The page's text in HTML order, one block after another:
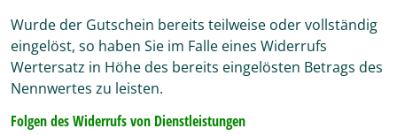
Wurde der Gutschein bereits teilweise oder vollständig
eingelöst, so haben Sie im Falle eines Widerrufs
Wertersatz in Höhe des bereits eingelösten Betrags des
Nennwertes zu leisten.
Folgen des Widerrufs von Dienstleistungen